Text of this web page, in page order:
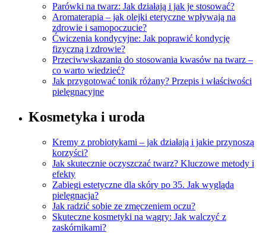
Parówki na twarz: Jak działają i jak je stosować?
Aromaterapia – jak olejki eteryczne wpływają na
zdrowie i samopoczucie?
Ćwiczenia kondycyjne: Jak poprawić kondycję
fizyczną i zdrowie?
Przeciwwskazania do stosowania kwasów na twarz –
co warto wiedzieć?
Jak przygotować tonik różany? Przepis i właściwości
pielęgnacyjne
Kosmetyka i uroda
Kremy z probiotykami – jak działają i jakie przynoszą
korzyści?
Jak skutecznie oczyszczać twarz? Kluczowe metody i
efekty
Zabiegi estetyczne dla skóry po 35. Jak wygląda
pielęgnacja?
Jak radzić sobie ze zmęczeniem oczu?
Skuteczne kosmetyki na wągry: Jak walczyć z
zaskórnikami?